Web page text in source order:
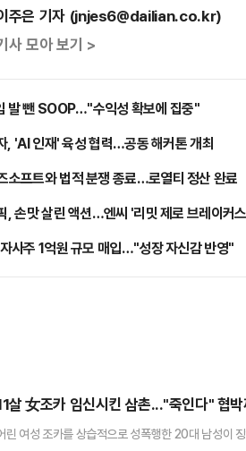
주은 기자 (jnjes6@dailian.co.kr)
사 모아 보기 >
발 뺀 SOOP…"수익성 확보에 집중"
, 'AI 인재' 육성 협력…공동 해커톤 개최
소프트와 법적 분쟁 종료…로열티 정산 완료
, 손맛 살린 액션…엔씨 '리밋 제로 브레이커
사주 1억원 규모 매입…"성장 자신감 반영"
살 女조카 임신시킨 삼촌..."죽인다" 협
린 여성 조카를 상습적으로 성폭행한 20대 남성이